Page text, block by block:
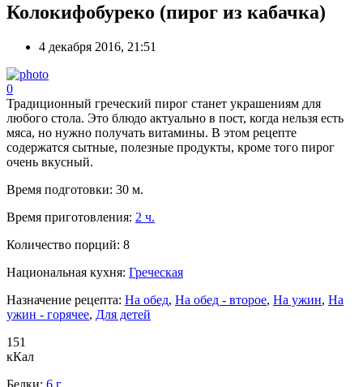
Колокифобуреко (пирог из кабачка)
4 декабря 2016, 21:51
0
Традиционный греческий пирог станет украшениям для
любого стола. Это блюдо актуально в пост, когда нельзя есть
мяса, но нужно получать витамины. В этом рецепте
содержатся сытные, полезные продукты, кроме того пирог
очень вкусный.
Время подготовки: 30 м.
Время приготовления: 2 ч.
Количество порций: 8
Национальная кухня: Греческая
Назначение рецепта: На обед, На обед - второе, На ужин, На
ужин - горячее, Для детей
151
кКал
Белки: 6 г